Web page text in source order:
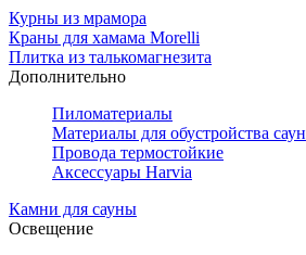
Курны из мрамора
Краны для хамама Morelli
Плитка из талькомагнезита
Дополнительно
Пиломатериалы
Материалы для обустройства саун
Провода термостойкие
Аксессуары Harvia
Камни для сауны
Освещение